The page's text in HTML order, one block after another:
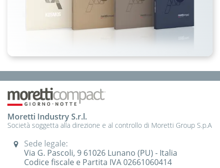
Moretti Industry S.r.l.
Società soggetta alla direzione e al controllo di Moretti Group S.p.A
Sede legale:
Via G. Pascoli, 9 61026 Lunano (PU) - Italia
Codice fiscale e Partita IVA 02661060414